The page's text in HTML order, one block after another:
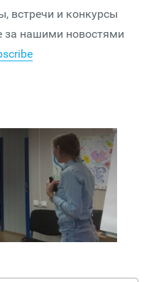
встречи и конкурсы
за нашими новостями